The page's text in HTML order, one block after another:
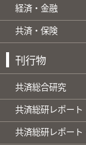
経済・金融
共済・保険
刊行物
共済総合研究
共済総研レポート
共済総研レポート